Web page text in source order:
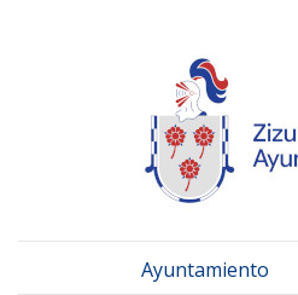
Ayuntamiento